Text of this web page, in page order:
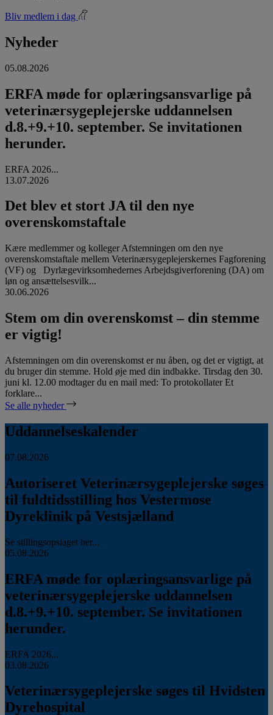
Bliv medlem i dag
Nyheder
05.08.2026
ERFA møde for oplæringsansvarlige på
veterinærsygeplejerske uddannelsen
d.8.+9.+10. september. Se invitationen
herunder.
ERFA 2026...
13.07.2026
Det blev et stort JA til den nye
overenskomstaftale
Kære medlemmer og kolleger Afstemningen om den nye
overenskomstaftale mellem Veterinærsygeplejerskernes Fagforening
(VF) og Dyrlægevirksomhedernes Arbejdsgiverforening (DA) om
løn og ansættelsesvilk...
30.06.2026
Stem om din overenskomst – din stemme
er vigtig!
Afstemningen om din overenskomst er nu åben, og det er vigtigt, at
du bruger din stemme. Hold øje med din indbakke. Tirsdag den 30.
juni kl. 12.00 modtager du en mail med: To protokollater Et
forklare...
Se alle nyheder
Uddannelseskalender
07.08.2026
Autoriseret Veterinærsygeplejerske søges
til fuldtidsstilling hos Vestermose
Dyreklinik på Vestsjælland
Se stillingsopslaget her...
05.08.2026
ERFA møde for oplæringsansvarlige på
veterinærsygeplejerske uddannelsen
d.8.+9.+10. september. Se invitationen
herunder.
ERFA 2026...
03.08.2026
Veterinærsygeplejerske søges til Hvidsten
Dyrehospital